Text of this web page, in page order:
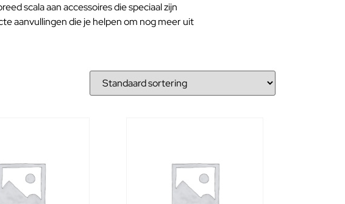
scala aan accessoires die speciaal zijn
aanvullingen die je helpen om nog meer uit